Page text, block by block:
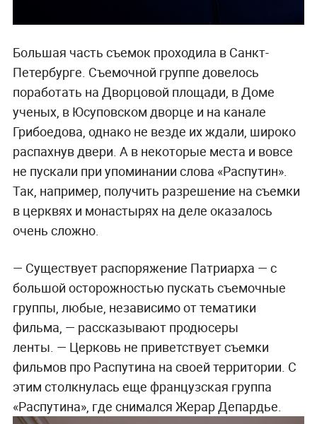
Большая часть съемок проходила в Санкт-
Петербурге. Съемочной группе довелось
поработать на Дворцовой площади, в Доме
ученых, в Юсуповском дворце и на канале
Грибоедова, однако не везде их ждали, широко
распахнув двери. А в некоторые места и вовсе
не пускали при упоминании слова «Распутин».
Так, например, получить разрешение на съемки
в церквях и монастырях на деле оказалось
очень сложно.
— Существует распоряжение Патриарха — с
большой осторожностью пускать съемочные
группы, любые, независимо от тематики
фильма, — рассказывают продюсеры
ленты. — Церковь не приветствует съемки
фильмов про Распутина на своей территории. С
этим столкнулась еще французская группа
«Распутина», где снимался Жерар Депардье.